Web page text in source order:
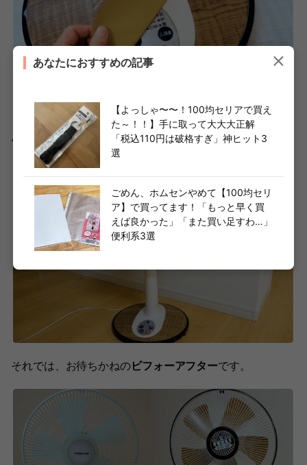
扇風機を組み立てれば、リメイク扇風機の完成です。
それでは、お待ちかねのビフォーアフターです。
あなたにおすすめの記事
【よっしゃ〜〜！100均セリアで買え
た～！！】手に取って大大大正解
「税込110円は破格すぎ」神ヒット3
選
ごめん、ホムセンやめて【100均セリ
ア】で買ってます！「もっと早く買
えば良かった」「また買い足すわ…」
便利系3選